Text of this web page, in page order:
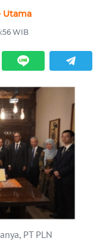
Utama
WIB
PT PLN